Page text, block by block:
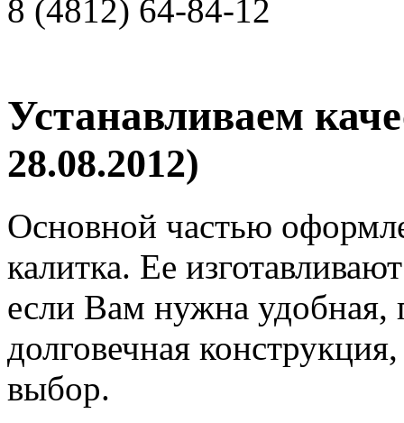
8 (4812) 64-84-12
Устанавливаем
28.08.2012)
Основной частью
калитка. Ее
если Вам нужна удобная,
долговечная
выбор.